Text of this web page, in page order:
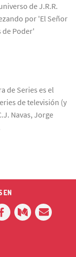
de J.R.R.
por 'El Señor
de Poder'
de Series es el
de televisión (y
Navas, Jorge
EN